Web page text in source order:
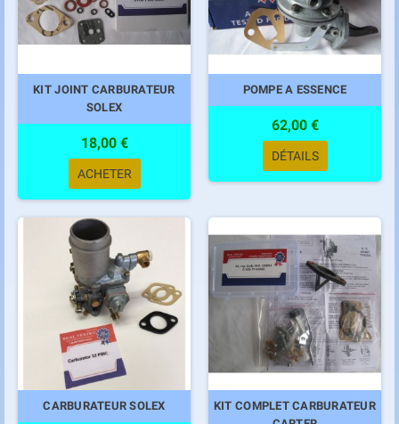
KIT JOINT CARBURATEUR
SOLEX
18,00 €
ACHETER
POMPE A ESSENCE
62,00 €
DÉTAILS
CARBURATEUR SOLEX
KIT COMPLET CARBURATEUR